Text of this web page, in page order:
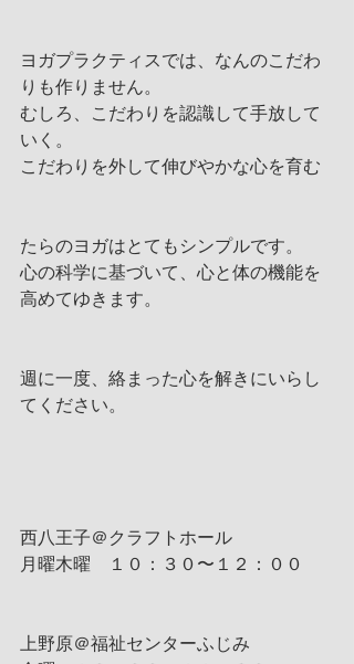
ヨガプラクティスでは、なんのこだわ
りも作りません。
むしろ、こだわりを認識して手放して
いく。
こだわりを外して伸びやかな心を育む
たらのヨガはとてもシンプルです。
心の科学に基づいて、心と体の機能を
高めてゆきます。
週に一度、絡まった心を解きにいらし
てください。
西八王子＠クラフトホール
月曜木曜　１０：３０〜１２：００
上野原＠福祉センターふじみ